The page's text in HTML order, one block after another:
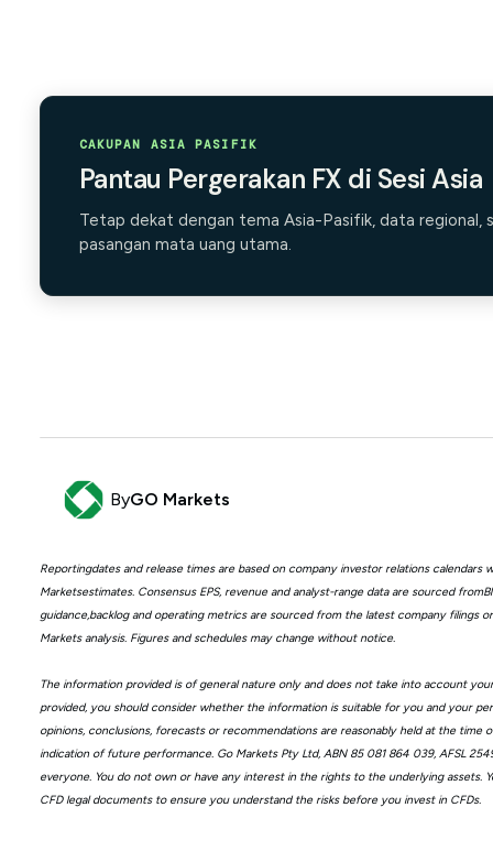
CAKUPAN ASIA PASIFIK
Pantau Pergerakan FX di Sesi Asia
Tetap dekat dengan tema Asia-Pasifik, data regional,
pasangan mata uang utama.
ByGO Markets
Reportingdates and release times are based on company investor relations
Marketsestimates. Consensus EPS, revenue and analyst-range data are sourced
guidance,backlog and operating metrics are sourced from the latest company filings
Markets analysis. Figures and schedules may change without notice.
The information provided is of general nature only and does not take into account
provided, you should consider whether the information is suitable for you and your
opinions, conclusions, forecasts or recommendations are reasonably held at the
indication of future performance. Go Markets Pty Ltd, ABN 85 081 864 039, AFSL
everyone. You do not own or have any interest in the rights to the underlying assets.
CFD legal documents to ensure you understand the risks before you invest in CFDs.